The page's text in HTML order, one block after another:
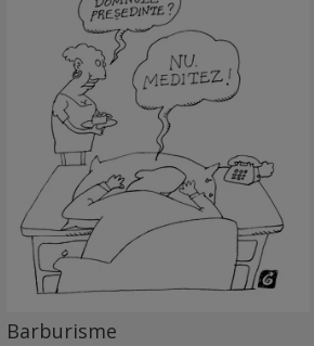
Barburisme